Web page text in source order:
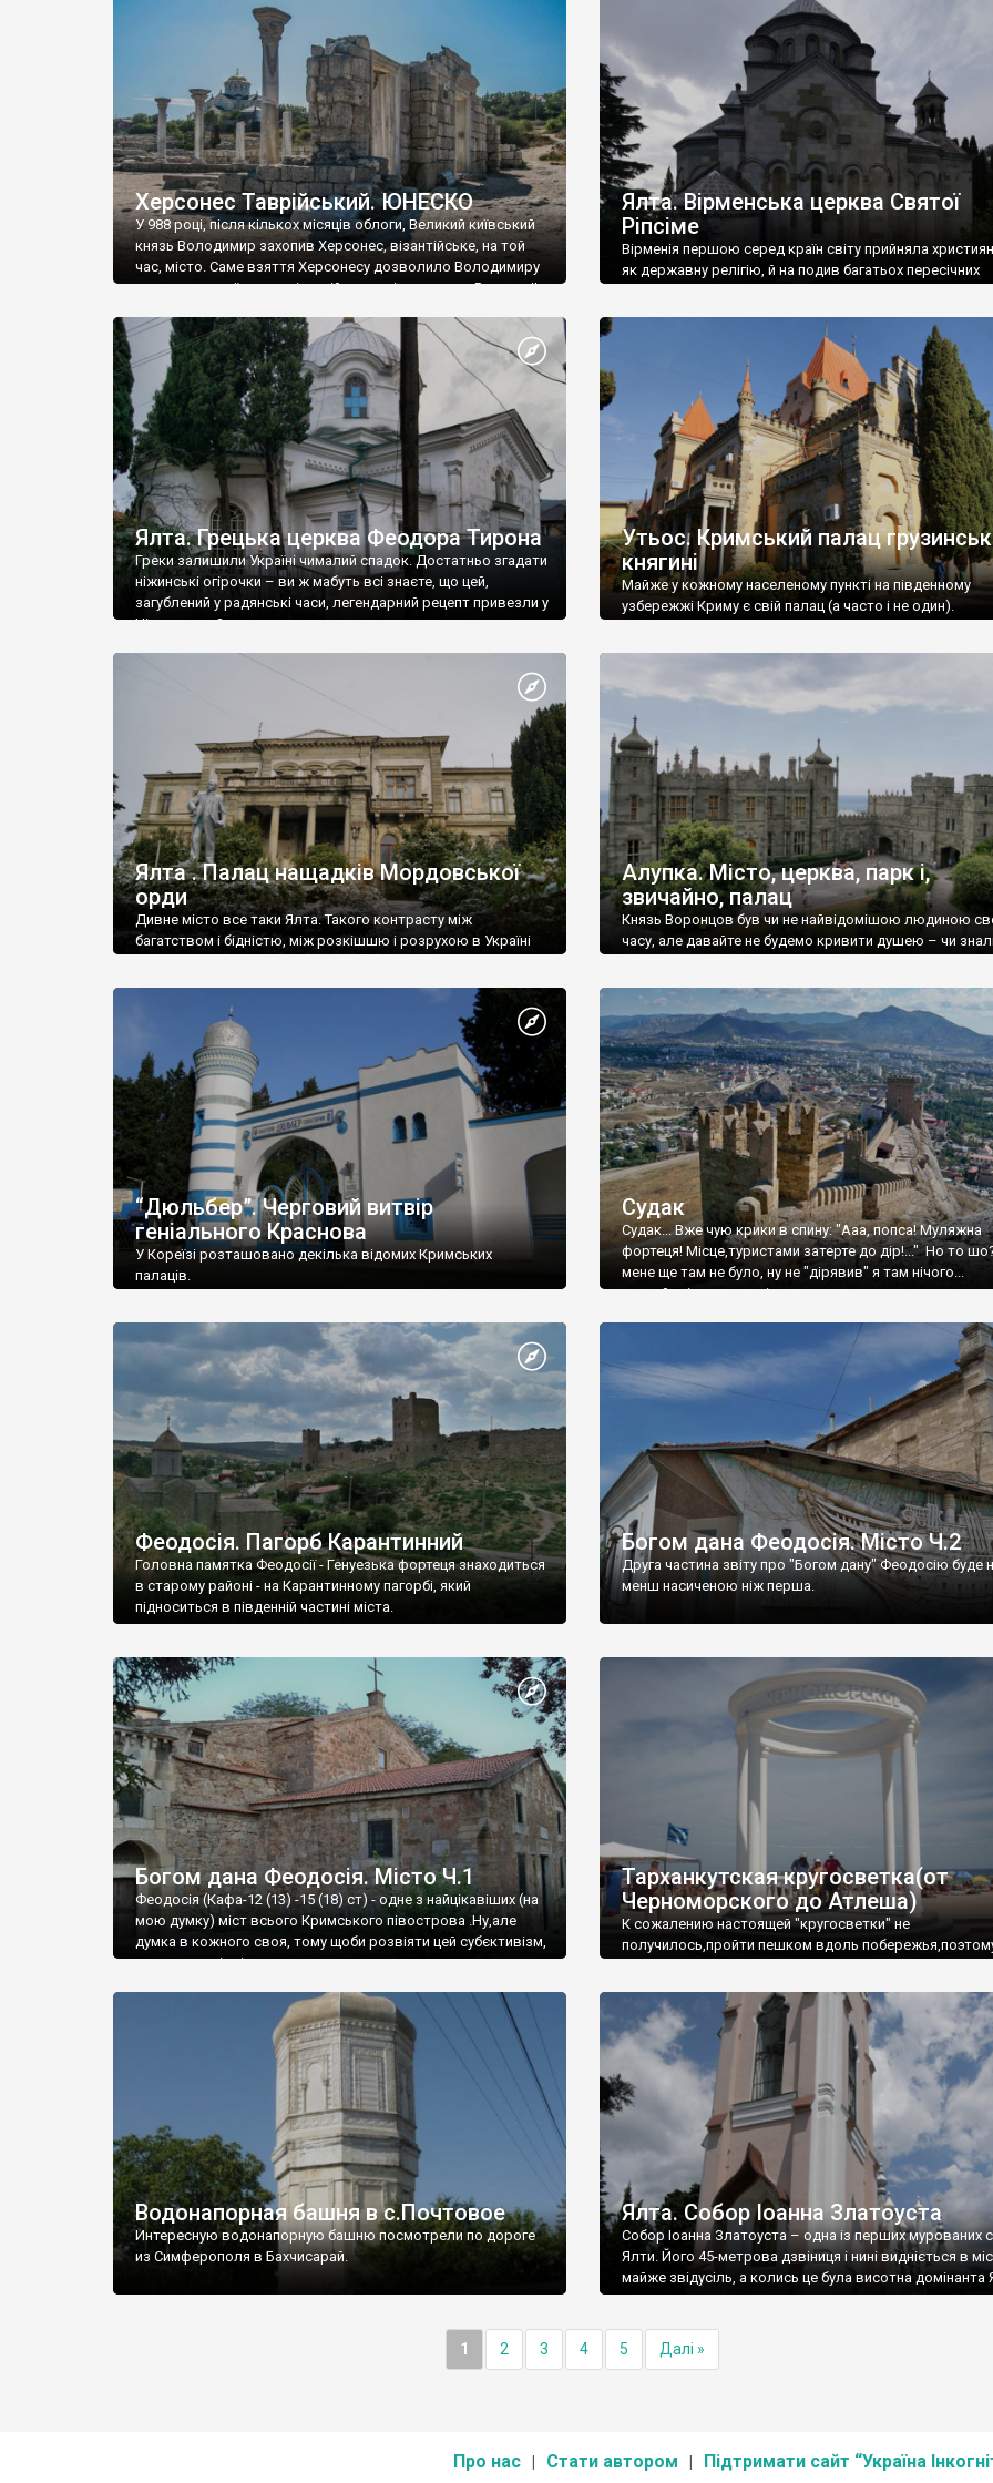
візантійської доби. Раритети викрадені з фондів об’єкту
культурної спадщини ЮНЕСКО «Херсонеса Таврійського».
Офіційно – на виставку «Золото Візантії», але експерти та
влада в Україні вважають це лише […]
називаються «повстяками» (postaki)…” “Вино. Крим
виробляє відмінне вино і його вдосталь: воно все
легке біле і дуже […]
Херсонес Таврійський. ЮНЕСКО
У 988 році, після кількох місяців облоги, Великий київський
князь Володимир захопив Херсонес, візантійське, на той
час, місто. Саме взяття Херсонесу дозволило Володимиру
диктувати свої умови візантійському імператору Василю ІІ,
Херсонесі Володимир-язичник, став Василем-
християнином. А потім було Хрещення Русі. На честь
Херсонесу Таврійського названо місто […]
Ялта. Вірменська церква Святої
Ріпсіме
Вірменія першою серед країн світу прийняла
як державну релігію, й на подив багатьох пересічних
Ялта. Грецька церква Феодора Тирона
Греки залишили Україні чималий спадок. Достатньо згадати
ніжинські огірочки – ви ж мабуть всі знаєте, що цей,
загублений у радянські часи, легендарний рецепт привезли у
Ніжин греки?
Утьос. Кримський палац
княгині
Майже у кожному населеному пункті на південному
узбережжі Криму є свій палац (а часто і не один).
Ялта . Палац нащадків Мордовської
орди
Дивне місто все таки Ялта. Такого контрасту між
багатством і бідністю, між розкішшю і розрухою в Україні
Алупка. Місто, церква, парк і,
звичайно, палац
Князь Воронцов був чи не найвідомішою людиною
часу, але давайте не будемо кривити душею – чи
“Дюльбер”. Черговий витвір
геніального Краснова
У Кореїзі розташовано декілька відомих Кримських
палаців.
Судак
Судак... Вже чую крики в спину: "Ааа, попса! Муляжна
фортеця! Місце,туристами затерте до дір!..." Но то
мене ще там не було, ну не "дірявив" я там нічого...
принаймні до цього літа.
Феодосія. Пагорб Карантинний
Головна памятка Феодосії - Генуезька фортеця знаходиться
в старому районі - на Карантинному пагорбі, який
підноситься в південній частині міста.
Богом дана Феодосія. Місто Ч.2
Друга частина звіту про "Богом дану" Феодосію буде
менш насиченою ніж перша.
Богом дана Феодосія. Місто Ч.1
Феодосія (Кафа-12 (13) -15 (18) ст) - одне з найцікавіших (на
мою думку) міст всього Кримського півострова .Ну,але
думка в кожного своя, тому щоби розвіяти цей субєктивізм,
запрошую відвідати це
Тарханкутская кругосветка(от
Черноморского до Атлеша)
К сожалению настоящей "кругосветки" не
получилось,пройти пешком вдоль
Водонапорная башня в с.Почтовое
Интересную водонапорную башню посмотрели по дороге
из Симферополя в Бахчисарай.
Ялта. Собор Іоанна Златоуста
Собор Іоанна Златоуста – одна із перших мурованих
Ялти. Його 45-метрова дзвіниця і нині видніється в
майже звідусіль, а колись це була висотна домінанта
1 2 3 4 5 Далі »
Про нас Стати автором Підтримати сайт “Україна